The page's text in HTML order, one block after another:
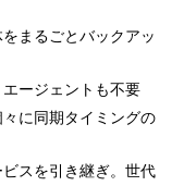
まるごとバックアッ
ージェントも不要
に同期タイミングの
スを引き継ぎ。世代